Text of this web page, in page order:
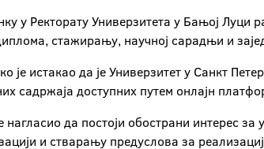
у Ректорату Универзитета у Бањој
стажирању, научној сарадњи и
је истакао да је Универзитет у Санкт
садржаја доступних путем онлајн
нагласио да постоји обострани интерес
и стварању предуслова за